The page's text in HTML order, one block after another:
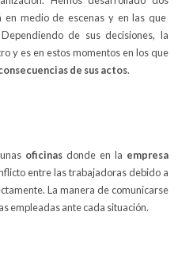
en medio de escenas y en las que
de sus decisiones, la
y es en estos momentos en los que
de sus actos.
oficinasdonde en la empresa
entre las trabajadoras debido a
La manera de comunicarse
empleadas ante cada situación.